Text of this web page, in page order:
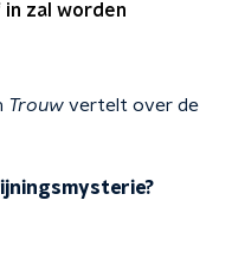
in zal worden
Trouw vertelt over de